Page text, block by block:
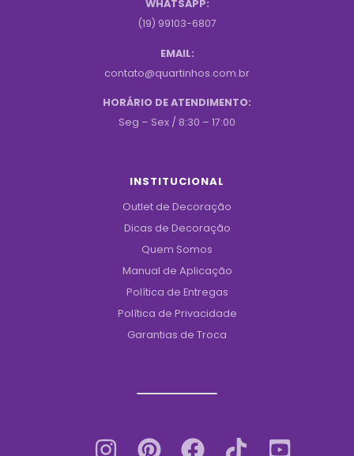
WHATSAPP:
(19) 99103-6807
EMAIL:
contato@quartinhos.com.br
HORÁRIO DE ATENDIMENTO:
Seg – Sex / 8:30 – 17:00
INSTITUCIONAL
Outlet de Decoração
Dicas de Decoração
Quem Somos
Manual de Aplicação
Política de Entregas
Política de Privacidade
Garantias de Troca